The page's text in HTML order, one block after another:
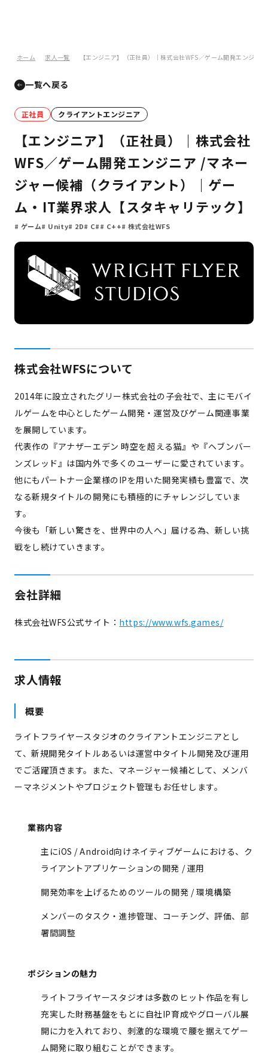
ホーム 求人一覧 【エンジニア】（正社員）｜株式会社WFS／ゲーム開発エンジ
一覧へ戻る
正社員 クライアントエンジニア
【エンジニア】（正社員）｜株式会社
WFS／ゲーム開発エンジニア /マネー
ジャー候補（クライアント）｜ゲー
ム・IT業界求人【スタキャリテック】
ゲーム Unity 2D C# C++ 株式会社WFS
株式会社WFSについて
2014年に設立されたグリー株式会社の子会社で、主にモバイ
ルゲームを中心としたゲーム開発・運営及びゲーム関連事業
を展開しています。
代表作の『アナザーエデン 時空を超える猫』や『ヘブンバー
ンズレッド』は国内外で多くのユーザーに愛されています。
他にもパートナー企業様のIPを用いた開発実績も豊富で、次
なる新規タイトルの開発にも積極的にチャレンジしていま
す。
今後も「新しい驚きを、世界中の人へ」届ける為、新しい挑
戦をし続けていきます。
会社詳細
株式会社WFS公式サイト： https://www.wfs.games/
求人情報
概要
ライトフライヤースタジオのクライアントエンジニアとし
て、新規開発タイトルあるいは運営中タイトル開発及び運用
でご活躍頂きます。また、マネージャー候補として、メンバ
ーマネジメントやプロジェクト管理もお任せします。
業務内容
主にiOS / Android向けネイティブゲームにおける、ク
ライアントアプリケーションの開発 / 運用
開発効率を上げるためのツールの開発 / 環境構築
メンバーのタスク・進捗管理、コーチング、評価、部
署間調整
ポジションの魅力
ライトフライヤースタジオは多数のヒット作品を有し
充実した財務基盤をもとに自社IP育成やグローバル展
開に力を入れており、刺激的な環境で腰を据えてゲー
ム開発に取り組むことができます。